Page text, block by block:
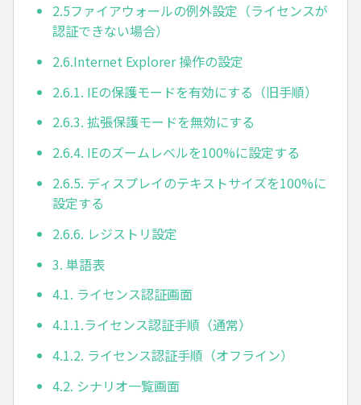
2.5ファイアウォールの例外設定（ライセンスが
認証できない場合）
2.6.Internet Explorer 操作の設定
2.6.1. IEの保護モードを有効にする（旧手順）
2.6.3. 拡張保護モードを無効にする
2.6.4. IEのズームレベルを100%に設定する
2.6.5. ディスプレイのテキストサイズを100%に
設定する
2.6.6. レジストリ設定
3. 単語表
4.1. ライセンス認証画面
4.1.1.ライセンス認証手順（通常）
4.1.2. ライセンス認証手順（オフライン）
4.2. シナリオ一覧画面